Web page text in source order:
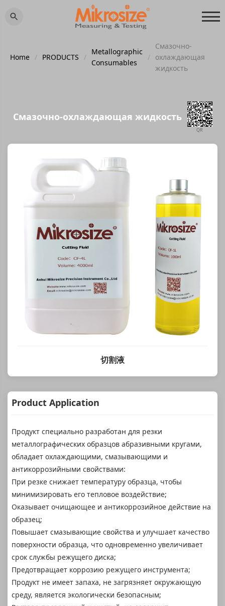
Home / PRODUCTS /
Metallographic
Consumables
/
Смазочно-
охлаждающая
жидкость
Смазочно-охлаждающая жидкость
QR
切割液
Product Application
Продукт специально разработан для резки
металлографических образцов абразивными кругами,
обладает охлаждающими, смазывающими и
антикоррозийными свойствами:
При резке снижает температуру образца, чтобы
минимизировать его тепловое воздействие;
Оказывает очищающее и антикоррозийное действие на
образец;
Повышает смазывающие свойства и улучшает качество
поверхности образца, что одновременно увеличивает
срок службы режущего диска;
Предотвращает коррозию режущего инструмента;
Продукт не имеет запаха, не загрязняет окружающую
среду, является экологически безопасным;